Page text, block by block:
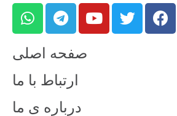
صفحه اصلی
ارتباط با ما
درباره ی ما